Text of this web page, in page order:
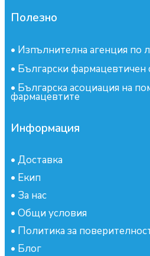
Полезно
• Изпълнителна агенция по
• Български фармацевтичен
• Българска асоциация на
фармацевтите
Информация
• Доставка
• Екип
• За нас
• Общи условия
• Политика за
• Блог